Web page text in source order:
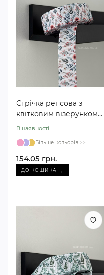
Стрічка репсова з
квітковим візерунком
В наявності
Більше кольорів >>
154.05 грн.
ДО КОШИКА →